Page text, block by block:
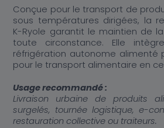
Conçue pour le transport de
sous températures dirigées, la
K-Ryole garantit le maintien de
toute circonstance. Elle
réfrigération autonome alimenté
pour le transport alimentaire en
Usage recommandé :
Livraison urbaine de produits
surgelés, tournée logistique, e-
restauration collective ou traiteurs.